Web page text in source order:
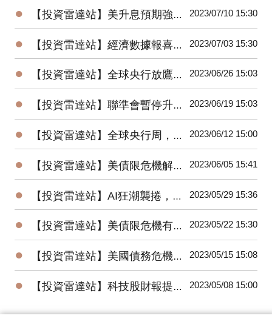
● 【投資雷達站】美升息預期強化，歐美股市盡墨，美債殖利率走揚 2023/07/10 15:30
● 【投資雷達站】經濟數據報喜，美股大漲；升息預期濃，美元、美債殖利率有撐 2023/07/03 15:30
● 【投資雷達站】全球央行放鷹，國際股市漲多回檔，人民幣、日圓、台幣競貶 2023/06/26 15:03
● 【投資雷達站】聯準會暫停升息，美股驚驚漲；中國意外降息，陸股低檔反彈 2023/06/19 15:03
● 【投資雷達站】全球央行周，美、歐、日、台利率決策將牽動全球股債匯市 2023/06/12 15:00
● 【投資雷達站】美債限危機解除，非農數據優預期，6月升息機率降，美股大漲 2023/06/05 15:41
● 【投資雷達站】AI狂潮襲捲，台股、美股創今年高；通膨回升，聯準會6月升息機率走高 2023/05/29 15:36
● 【投資雷達站】美債限危機有解，美股、日股、台股創今年高點，金價回落 2023/05/22 15:30
● 【投資雷達站】美國債務危機逼近，全球股市震盪收黑，美元指數上漲、油金跌 2023/05/15 15:08
● 【投資雷達站】科技股財報提振美股，金價創高回跌、油價低點反彈 2023/05/08 15:00